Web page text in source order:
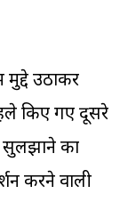
उठाकर
किए गए दूसरे
सुलझाने का
करने वाली